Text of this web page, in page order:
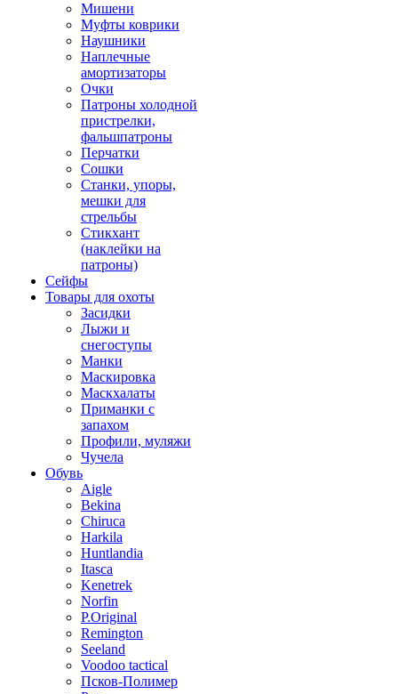
Мишени
Муфты коврики
Наушники
Наплечные
амортизаторы
Очки
Патроны холодной
пристрелки,
фальшпатроны
Перчатки
Сошки
Станки, упоры,
мешки для
стрельбы
Стикхант
(наклейки на
патроны)
Сейфы
Товары для охоты
Засидки
Лыжи и
снегоступы
Манки
Маскировка
Маскхалаты
Приманки с
запахом
Профили, муляжи
Чучела
Обувь
Aigle
Bekina
Chiruсa
Harkila
Huntlandia
Itasca
Kenetrek
Norfin
P.Original
Remington
Seeland
Voodoo tactical
Псков-Полимер